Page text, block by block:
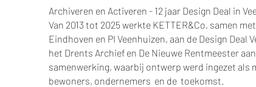
Archiveren en Activeren - 12 jaar Design Deal in
Van 2013 tot 2025 werkte KETTER&Co, samen
Eindhoven en PI Veenhuizen, aan de Design
het Drents Archief en De Nieuwe Rentmeester
samenwerking, waarbij ontwerp werd ingezet als
bewoners, ondernemers en de toekomst.